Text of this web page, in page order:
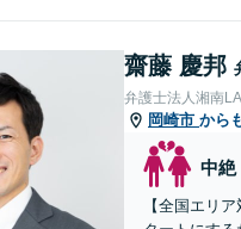
齋藤 慶邦
弁護士法人湘南
岡崎市 から
中絶
【全国エリ